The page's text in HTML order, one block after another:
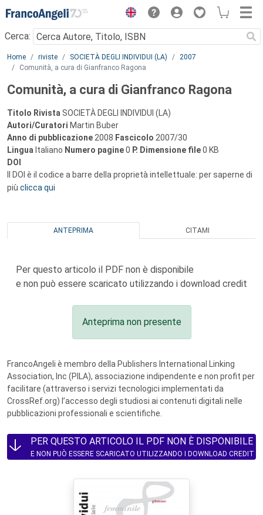
Menu
Cerca:
Main content
Home riviste SOCIETÀ DEGLI INDIVIDUI (LA)
2007
Comunità, a cura di Gianfranco Ragona
Comunità, a cura di Gianfranco Ragona
Titolo Rivista SOCIETÀ DEGLI INDIVIDUI (LA)
Autori/Curatori Martin Buber
Anno di pubblicazione 2008 Fascicolo 2007/30
Lingua Italiano Numero pagine0 P. Dimensione file0 KB
DOI
Il DOI è il codice a barre della proprietà intellettuale: per saperne di
più clicca qui
ANTEPRIMA CITAMI
Per questo articolo il PDF non è disponibile
e non può essere scaricato utilizzando i download credit
Anteprima non presente
FrancoAngeli è membro della Publishers International Linking
Association, Inc (PILA), associazione indipendente e non profit per
facilitare (attraverso i servizi tecnologici implementati da
CrossRef.org) l’accesso degli studiosi ai contenuti digitali nelle
pubblicazioni professionali e scientifiche.
PER QUESTO ARTICOLO IL PDF NON È DISPONIBILE
E NON PUÒ ESSERE SCARICATO UTILIZZANDO I DOWNLOAD CREDIT